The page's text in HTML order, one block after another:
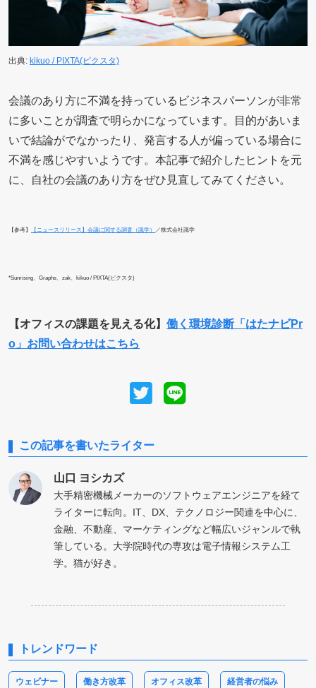
出典: kikuo / PIXTA(ピクスタ)
会議のあり方に不満を持っているビジネスパーソンが非常
に多いことが調査で明らかになっています。目的があいま
いで結論がでなかったり、発言する人が偏っている場合に
不満を感じやすいようです。本記事で紹介したヒントを元
に、自社の会議のあり方をぜひ見直してみてください。
【参考】 【ニュースリリース】会議に関する調査（識学） ／株式会社識学
*Sunrising、Graphs、zak、kikuo / PIXTA(ピクスタ)
【オフィスの課題を見える化】 働く環境診断「はたナビPr
o」お問い合わせはこちら
この記事を書いたライター
山口 ヨシカズ
大手精密機械メーカーのソフトウェアエンジニアを経て
ライターに転向。IT、DX、テクノロジー関連を中心に、
金融、不動産、マーケティングなど幅広いジャンルで執
筆している。大学院時代の専攻は電子情報システム工
学。猫が好き。
トレンドワード
ウェビナー 働き方改革 オフィス改革 経営者の悩み